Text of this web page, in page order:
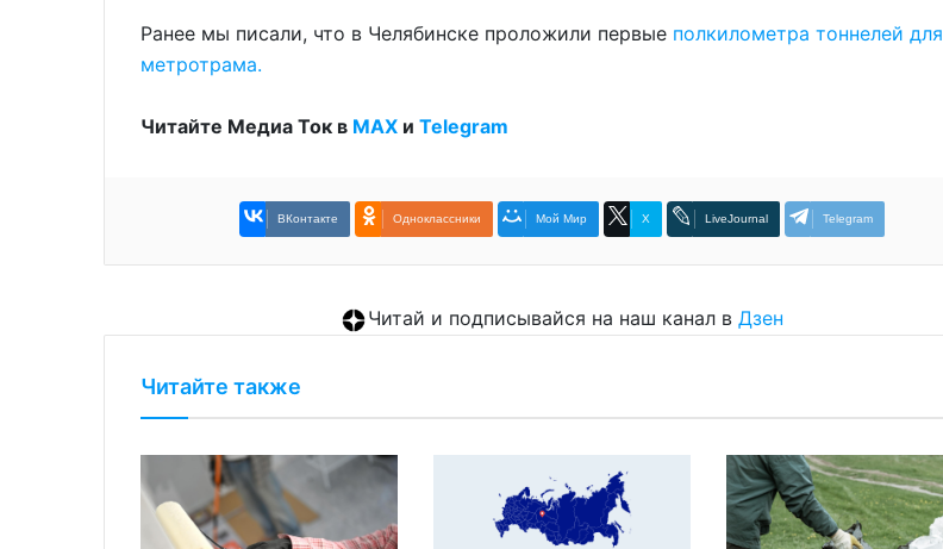
Ранее мы писали, что в Челябинске проложили первые полкилометра тоннелей для
метротрама.
Читайте Медиа Ток в МАХ и Telegram
ВКонтакте Одноклассники Мой Мир X LiveJournal Telegram
Читай и подписывайся на наш канал в Дзен
Читайте также